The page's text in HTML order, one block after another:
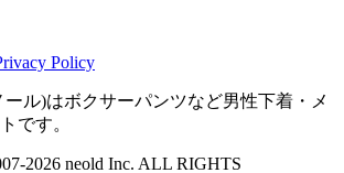
Policy
ル)はボクサーパンツなど男性下着・メ
です。
2026 neold Inc. ALL RIGHTS